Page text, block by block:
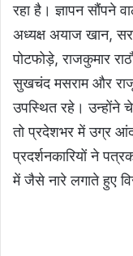
रहा है। ज्ञापन सौंपने
अध्यक्ष अयाज खान,
पोटफोड़े, राजकुमार
सुखचंद मसराम और राजू
उपस्थित रहे। उन्होंने
तो प्रदेशभर में उग्र
प्रदर्शनकारियों ने
में जैसे नारे लगाते हुए